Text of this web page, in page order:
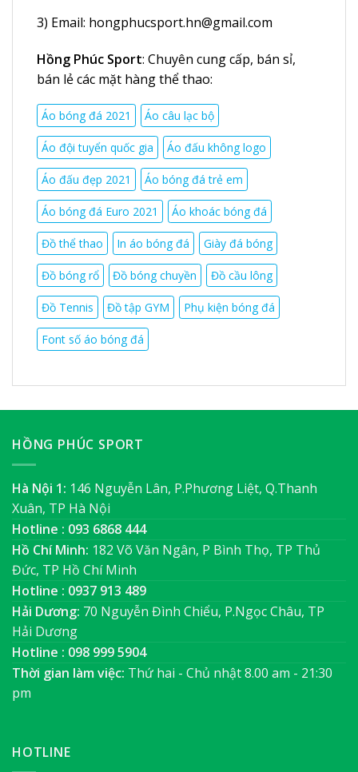
3) Email: hongphucsport.hn@gmail.com
Hồng Phúc Sport: Chuyên cung cấp, bán sỉ,
bán lẻ các mặt hàng thể thao:
Áo bóng đá 2021 Áo câu lạc bộ
Áo đội tuyển quốc gia Áo đấu không logo
Áo đấu đẹp 2021 Áo bóng đá trẻ em
Áo bóng đá Euro 2021 Áo khoác bóng đá
Đồ thể thao In áo bóng đá Giày đá bóng
Đồ bóng rổ Đồ bóng chuyền Đồ cầu lông
Đồ Tennis Đồ tập GYM Phụ kiện bóng đá
Font số áo bóng đá
HỒNG PHÚC SPORT
Hà Nội 1: 146 Nguyễn Lân, P.Phương Liệt, Q.Thanh
Xuân, TP Hà Nội
Hotline : 093 6868 444
Hồ Chí Minh: 182 Võ Văn Ngân, P Bình Thọ, TP Thủ
Đức, TP Hồ Chí Minh
Hotline : 0937 913 489
Hải Dương: 70 Nguyễn Đình Chiểu, P.Ngọc Châu, TP
Hải Dương
Hotline : 098 999 5904
Thời gian làm việc: Thứ hai - Chủ nhật 8.00 am - 21:30
pm
HOTLINE